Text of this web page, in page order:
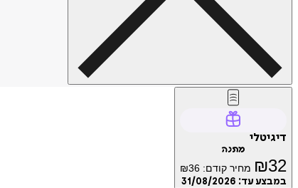
דיגיטלי
מתנה
₪32 מחיר קודם: ₪36
במבצע עד: 31/08/2026